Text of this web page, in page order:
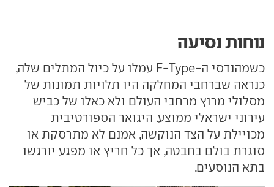
נוחות נסיעה
כשמהנדסי ה-F-Type עמלו על כיול המתלים שלה,
כנראה שברחבי המחלקה היו תלויות תמונות של
מסלולי מרוץ מרחבי העולם ולא כאלו של כביש
עירוני ישראלי ממוצע. היגואר הספורטיבית
מכויילת על הצד הנוקשה, אמנם לא מתרסקת או
סוגרת בולם בחבטה, אך כל חריץ או מפגע יורגשו
בתא הנוסעים.